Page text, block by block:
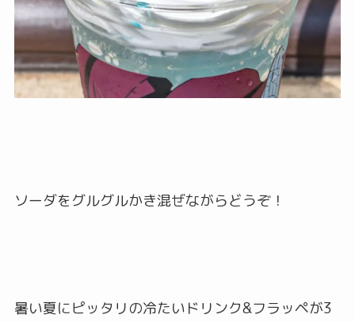
ソーダをグルグルかき混ぜながらどうぞ！
暑い夏にピッタリの冷たいドリンク&フラッペが3